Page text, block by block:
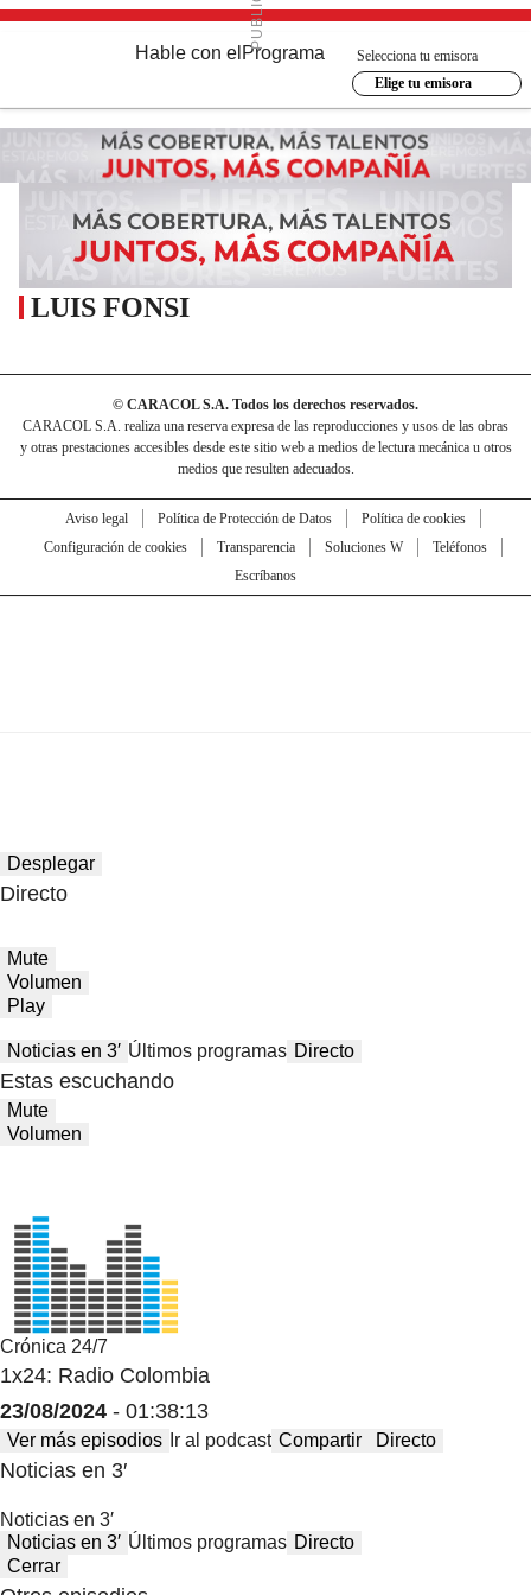
Hable con el Programa
Selecciona tu emisora
Elige tu emisora
LUIS FONSI
© CARACOL S.A. Todos los derechos reservados.
CARACOL S.A. realiza una reserva expresa de las reproducciones y usos de las obras
y otras prestaciones accesibles desde este sitio web a medios de lectura mecánica u otros
medios que resulten adecuados.
Aviso legal Política de Protección de Datos
Política de cookies
Configuración de cookies
Transparencia Soluciones W
Teléfonos
Escríbanos
Desplegar
Directo
Mute
Volumen
Play
Noticias en 3′ Últimos programas Directo
Estas escuchando
Mute
Volumen
Crónica 24/7
1x24: Radio Colombia
23/08/2024 - 01:38:13
Ver más episodios Ir al podcast Compartir Directo
Noticias en 3′
Noticias en 3′
Noticias en 3′ Últimos programas Directo
Cerrar